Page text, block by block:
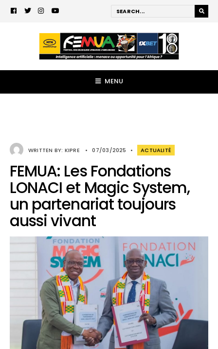
MENU
WRITTEN BY: KIPRE • 07/03/2025 • ACTUALITÉ
FEMUA: Les Fondations
LONACI et Magic System,
un partenariat toujours
aussi vivant